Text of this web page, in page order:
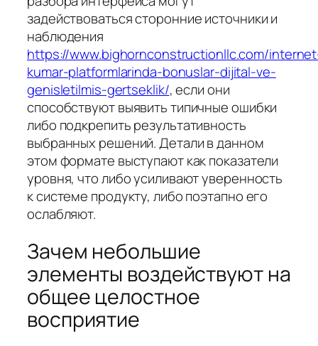
задействоваться сторонние источники и
наблюдения
https://www.bighornconstructionllc.com/
kumar-platformlarinda-bonuslar-dijital-ve-
genisletilmis-gertseklik/, если они
способствуют выявить типичные ошибки
либо подкрепить результативность
выбранных решений. Детали в данном
этом формате выступают как показатели
уровня, что либо усиливают уверенность
к системе продукту, либо поэтапно его
ослабляют.
Зачем небольшие
элементы воздействуют на
общее целостное
восприятие